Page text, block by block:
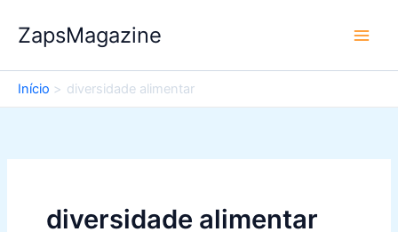
para
conteúdo
ZapsMagazine
Início diversidade alimentar
diversidade alimentar